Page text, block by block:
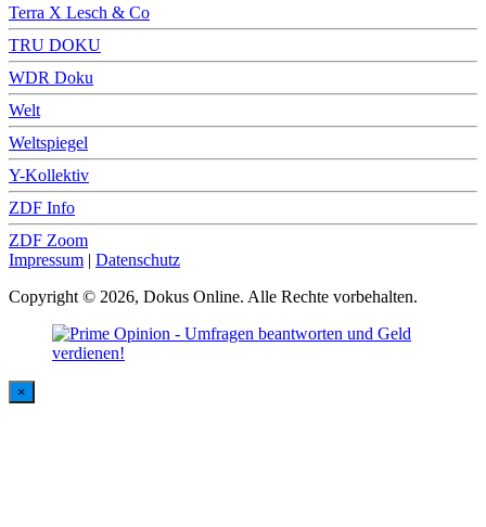
Terra X Lesch & Co
TRU DOKU
WDR Doku
Welt
Weltspiegel
Y-Kollektiv
ZDF Info
ZDF Zoom
Impressum | Datenschutz
Copyright © 2026, Dokus Online. Alle Rechte vorbehalten.
×